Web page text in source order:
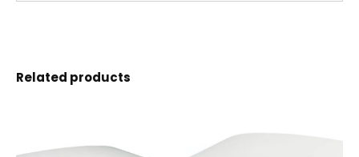
Related products